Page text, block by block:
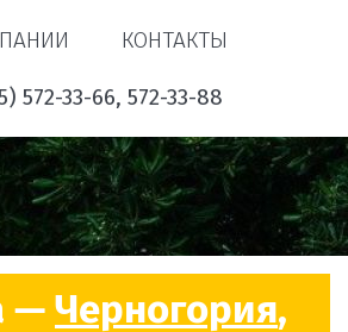
КОНТАКТЫ
572-33-66, 572-33-88
— Черногория,